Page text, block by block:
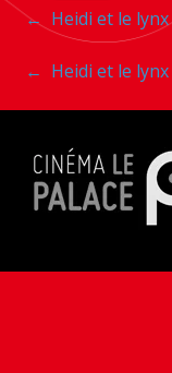
entre
les
articles
← Heidi et le
entre
les
articles
← Heidi et le